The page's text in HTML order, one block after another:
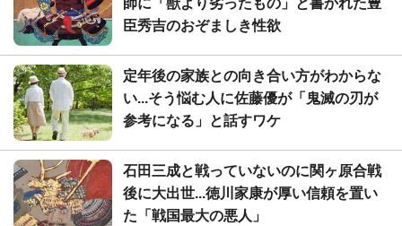
師に「獣より劣ったもの」と書かれた豊
臣秀吉のおぞましき性欲
定年後の家族との向き合い方がわからな
い...そう悩む人に佐藤優が「鬼滅の刃が
参考になる」と話すワケ
石田三成と戦っていないのに関ヶ原合戦
後に大出世...徳川家康が厚い信頼を置い
た「戦国最大の悪人」